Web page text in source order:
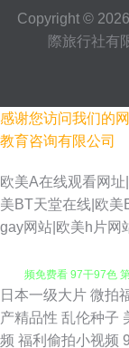
Copyright © 2026
際旅行社有
感谢您访问我们的
教育咨询有限公司
欧美A在线观看网
美BT天堂在线|欧
gay网站|欧美h片网
WWW91传媒
日本一级大片 微拍
产精品性 乱伦种子
频 福利偷拍小视频